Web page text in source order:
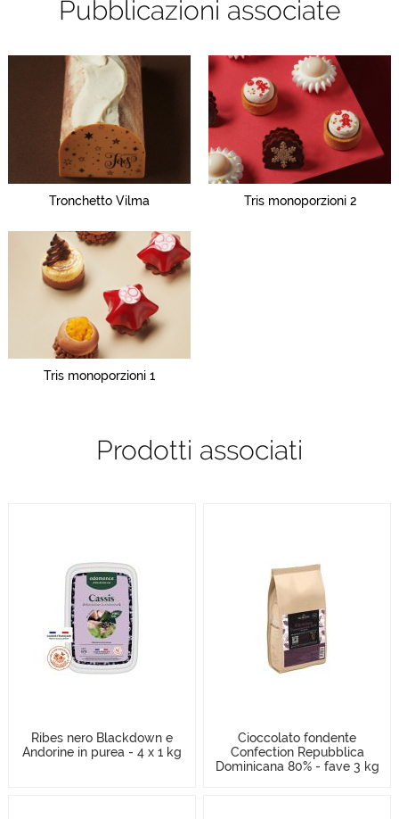
Pubblicazioni associate
Tronchetto Vilma Tris monoporzioni 2
Tris monoporzioni 1
Prodotti associati
Ribes nero Blackdown e
Andorine in purea - 4 x 1 kg
Cioccolato fondente
Confection Repubblica
Dominicana 80% - fave 3 kg